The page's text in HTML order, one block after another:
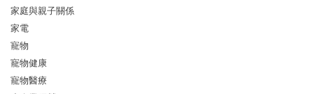
家庭與親子關係
家電
寵物
寵物健康
寵物醫療